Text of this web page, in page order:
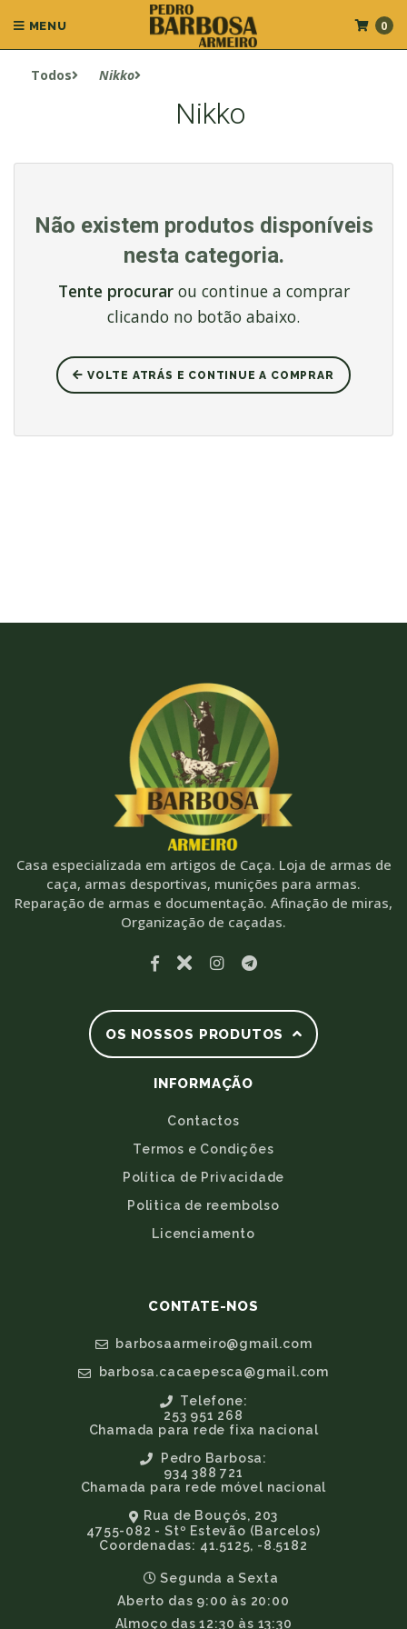
MENU 0
Todos Nikko
Nikko
Não existem produtos disponíveis
nesta categoria.
Tente procurarou continue a comprar
clicando no botão abaixo.
VOLTE ATRÁS E CONTINUE A COMPRAR
Casa especializada em artigos de Caça. Loja de armas de
caça, armas desportivas, munições para armas.
Reparação de armas e documentação. Afinação de miras,
Organização de caçadas.
OS NOSSOS PRODUTOS
INFORMAÇÃO
Contactos
Termos e Condições
Política de Privacidade
Politica de reembolso
Licenciamento
CONTATE-NOS
barbosaarmeiro@gmail.com
barbosa.cacaepesca@gmail.com
Telefone:
253 951 268
Chamada para rede fixa nacional
Pedro Barbosa:
934 388 721
Chamada para rede móvel nacional
Rua de Bouçós, 203
4755-082 - Stº Estevão (Barcelos)
Coordenadas: 41.5125, -8.5182
Segunda a Sexta
Aberto das 9:00 às 20:00
Almoço das 12:30 às 13:30